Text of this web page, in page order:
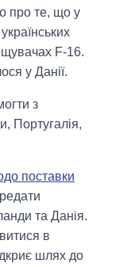
про те, що у
F-16.
у Данії.
з
Португалія,
поставки
та Данія.
в
шлях до